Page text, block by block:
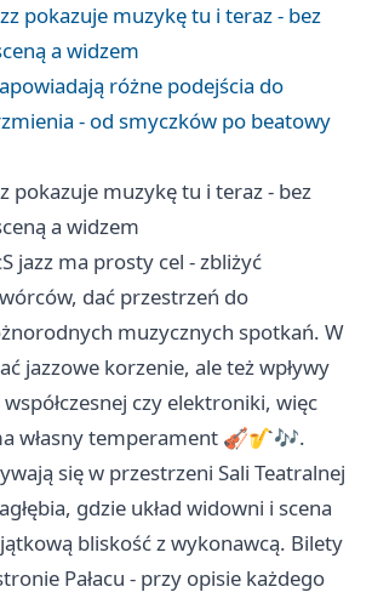
pokazuje muzykę tu i teraz - bez
a widzem
różne podejścia do
- od smyczków po beatowy
pokazuje muzykę tu i teraz - bez
a widzem
jazz ma prosty cel - zbliżyć
dać przestrzeń do
muzycznych spotkań. W
jazzowe korzenie, ale też wpływy
czy elektroniki, więc
własny temperament 🎻🎷🎶.
się w przestrzeni Sali Teatralnej
gdzie układ widowni i scena
bliskość z wykonawcą. Bilety
Pałacu - przy opisie każdego